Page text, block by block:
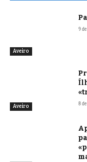
Aveiro
9
Aveiro 8